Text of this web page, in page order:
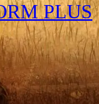
PLUS